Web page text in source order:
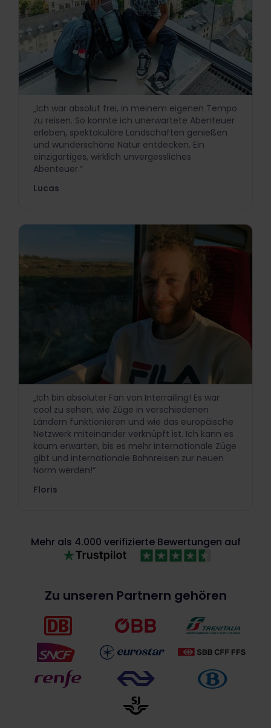
„Ich war absolut frei, in meinem eigenen Tempo
zu reisen. So konnte ich unerwartete Abenteuer
erleben, spektakuläre Landschaften genießen
und wunderschöne Natur entdecken. Ein
einzigartiges, wirklich unvergessliches
Abenteuer.“
Lucas
„Ich bin absoluter Fan von Interrailing! Es war
cool zu sehen, wie Züge in verschiedenen
Ländern funktionieren und wie das europäische
Netzwerk miteinander verknüpft ist. Ich kann es
kaum erwarten, bis es mehr internationale Züge
gibt und internationale Bahnreisen zur neuen
Norm werden!“
Floris
Mehr als 4.000 verifizierte Bewertungen auf
Zu unseren Partnern gehören